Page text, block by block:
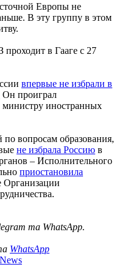
Европы не
В эту группу в этом
в Гааге с 27
впервые не избрали в
Он проиграл
иностранных
вопросам образования,
не избрала Россию в
– Исполнительного
приостановила
Организации
та WhatsApp.
WhatsApp